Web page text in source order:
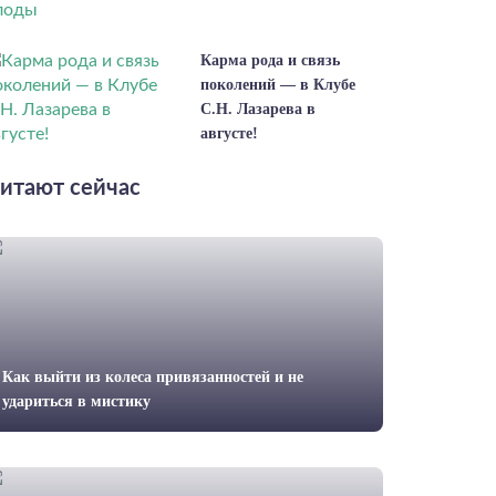
Карма рода и связь
поколений — в Клубе
С.Н. Лазарева в
августе!
сейчас
Как выйти из колеса привязанностей и не
удариться в мистику